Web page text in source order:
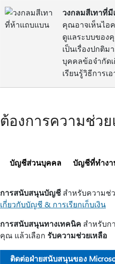
วงกลมสีเทาที่
คุณอาจเห็นไอ
ดูแลระบบของ
เป็นเรื่องปกติ
บุคคลข้อจํากัด
เรียนรู้วิธีการเ
ต้องการความช่ว
บัญชีส่วนบุคคล บัญชีที่ทํางา
การสนับสนุนบัญชี สําหรับความช่
เกี่ยวกับบัญชี & การเรียกเก็บเงิน
การสนับสนุนทางเทคนิค สําหรับก
คุณ แล้วเลือก รับความช่วยเหลือ
ติดต่อฝ่ายสนับสนุนของ